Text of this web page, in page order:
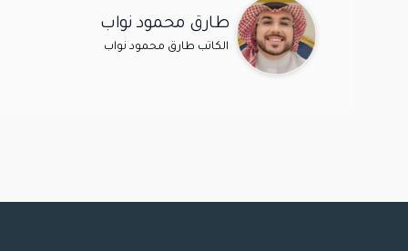
طارق محمود نواب
الكاتب طارق محمود نواب